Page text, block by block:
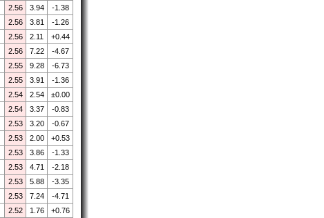
2.56 3.94
-1.38
2.56 3.81
-1.26
2.56 2.11
+0.44
2.56 7.22
-4.67
2.55 9.28
-6.73
2.55 3.91
-1.36
2.54 2.54
±0.00
2.54 3.37
-0.83
2.53 3.20
-0.67
2.53 2.00
+0.53
2.53 3.86
-1.33
2.53 4.71
-2.18
2.53 5.88
-3.35
2.53 7.24
-4.71
2.52 1.76
+0.76